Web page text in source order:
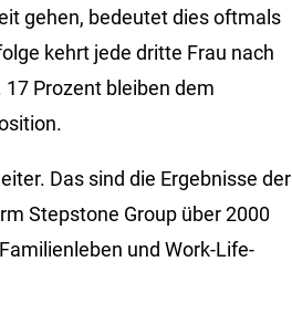
gehen, bedeutet dies oftmals
kehrt jede dritte Frau nach
Prozent bleiben dem
Das sind die Ergebnisse der
Stepstone Group über 2000
und Work-Life-